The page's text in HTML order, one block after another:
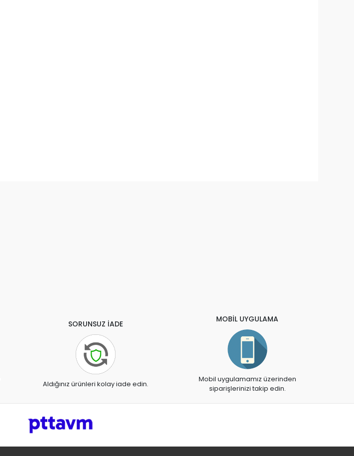
SORUNSUZ İADE
Aldığınız ürünleri kolay iade edin.
MOBİL UYGULAMA
Mobil uygulamamız üzerinden
siparişlerinizi takip edin.